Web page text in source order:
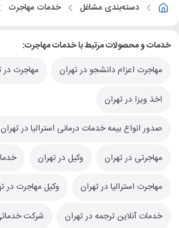
دسته‌بندی مشاغل خدمات مهاجرت
خدمات و محصولات مرتبط با خدمات مهاجرت:
مهاجرت اعزام دانشجو در تهران
مهاجرت در
اخذ ویزا در تهران
صدور انواع بیمه خدمات درمانی استرالیا در تهران
مهاجرتی در تهران وکیل در تهران
مهاجرت استرالیا در تهران وکیل مهاجرت در
خدمات آنلاین ترجمه در تهران شرکت